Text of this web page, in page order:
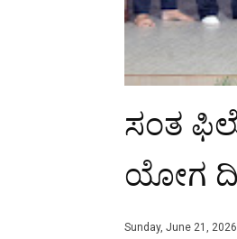
ಸಂತ
ಯೋಗ
Sunday, June 21, 2026